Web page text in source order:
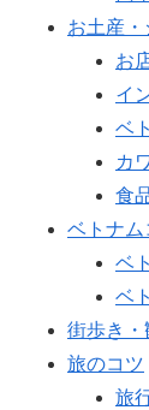
お土産
お
イ
ベ
カ
食
ベトナム
ベ
ベ
街歩き・
旅のコツ
旅